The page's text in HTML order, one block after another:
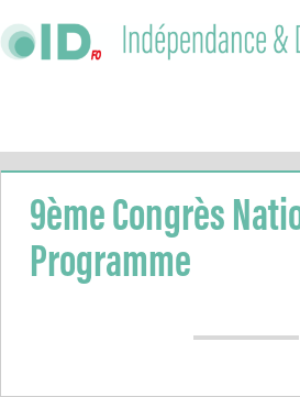
to
Direction
9ème Congrès
Programme